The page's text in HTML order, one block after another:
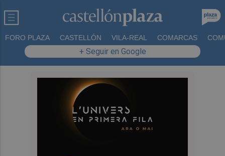
FORO PLAZA CASTELLÓN VILA-REAL COMARCAS
+ Seguir en Google